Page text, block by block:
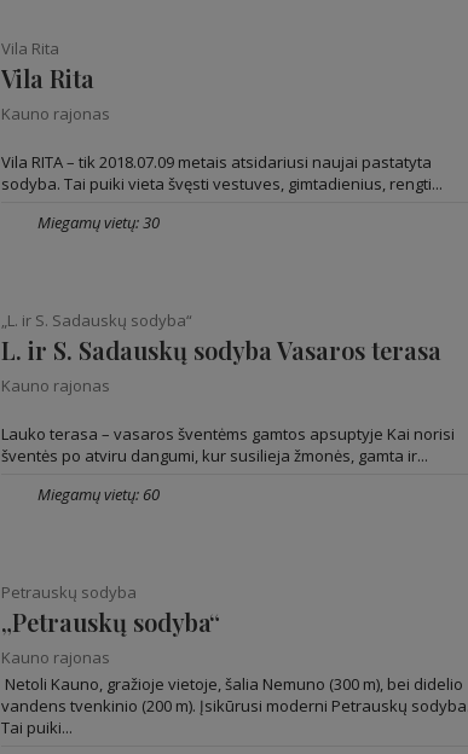
Vila Rita
Vila Rita
Kauno rajonas
Vila RITA – tik 2018.07.09 metais atsidariusi naujai pastatyta
sodyba. Tai puiki vieta švęsti vestuves, gimtadienius, rengti...
Miegamų vietų: 30
„L. ir S. Sadauskų sodyba“
L. ir S. Sadauskų sodyba Vasaros terasa
Kauno rajonas
Lauko terasa – vasaros šventėms gamtos apsuptyje Kai norisi
šventės po atviru dangumi, kur susilieja žmonės, gamta ir...
Miegamų vietų: 60
Petrauskų sodyba
„Petrauskų sodyba“
Kauno rajonas
Netoli Kauno, gražioje vietoje, šalia Nemuno (300 m), bei didelio
vandens tvenkinio (200 m). Įsikūrusi moderni Petrauskų sodyba.
Tai puiki...